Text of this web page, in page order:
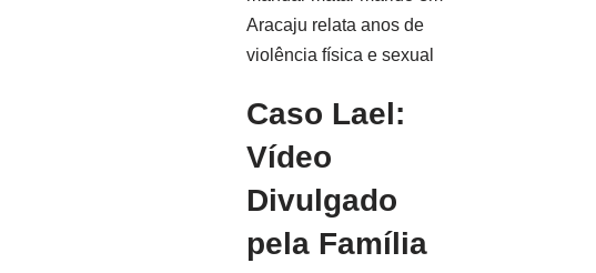
Caso Lael:
Vídeo
Divulgado
pela Família